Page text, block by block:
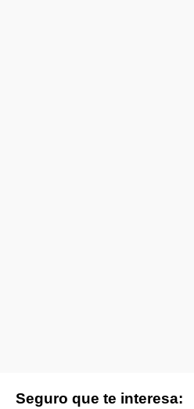
Seguro que te interesa: